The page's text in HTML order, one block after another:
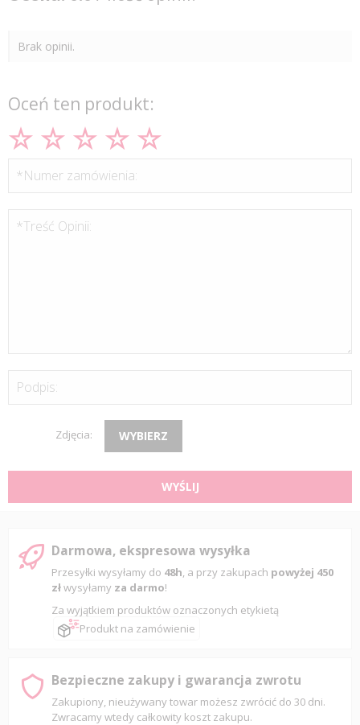
Brak opinii.
Oceń ten produkt:
*Numer zamówienia:
*Treść Opinii:
Podpis:
Zdjęcia: WYBIERZ
WYŚLIJ
Darmowa, ekspresowa wysyłka
Przesyłki wysyłamy do 48h , a przy zakupach powyżej 450
złwysyłamy za darmo!
Za wyjątkiem produktów oznaczonych etykietą
Produkt na zamówienie
Bezpieczne zakupy i gwarancja zwrotu
Zakupiony, nieużywany towar możesz zwrócić do 30 dni.
Zwracamy wtedy całkowity koszt zakupu.